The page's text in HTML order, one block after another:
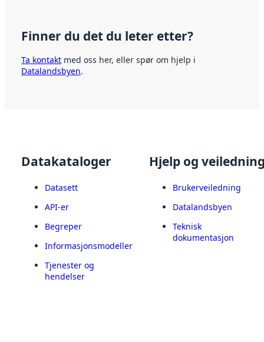
Finner du det du leter etter?
Ta kontakt med oss her, eller spør om hjelp i
Datalandsbyen.
Datakataloger
Datasett
API-er
Begreper
Informasjonsmodeller
Tjenester og
hendelser
Hjelp og
Brukerveiledning
Datalandsbyen
Teknisk
dokumentasjon